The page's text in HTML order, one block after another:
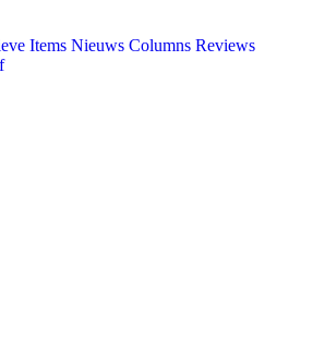
Items Nieuws Columns Reviews